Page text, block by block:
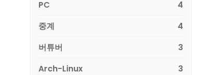
PC
4
중계
4
버튜버
3
Arch-Linux
3